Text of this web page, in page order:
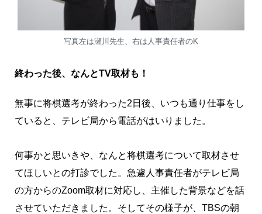
写真左は瀬川先生、右は人事責任者のK
終わった後、なんとTV取材も！
無事に将棋選考が終わった2日後、いつも通り仕事をし
ていると、テレビ局から電話がはいりました。
何事かと思いきや、なんと将棋選考について取材させ
てほしいとの打診でした。急遽人事責任者がテレビ局
の方からのZoom取材に対応し、主催した背景などを話
させていただきました。そしてその様子が、TBSの朝